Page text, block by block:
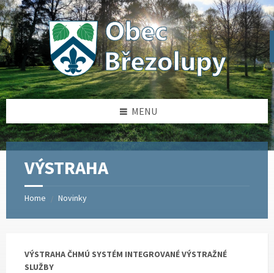
Skip
to
content
Skip
to
left
sidebar
Skip
to
right
sidebar
Skip
to
footer
MENU
VÝSTRAHA
Home / Novinky
VÝSTRAHA ČHMÚ SYSTÉM INTEGROVANÉ VÝSTRAŽNÉ
SLUŽBY